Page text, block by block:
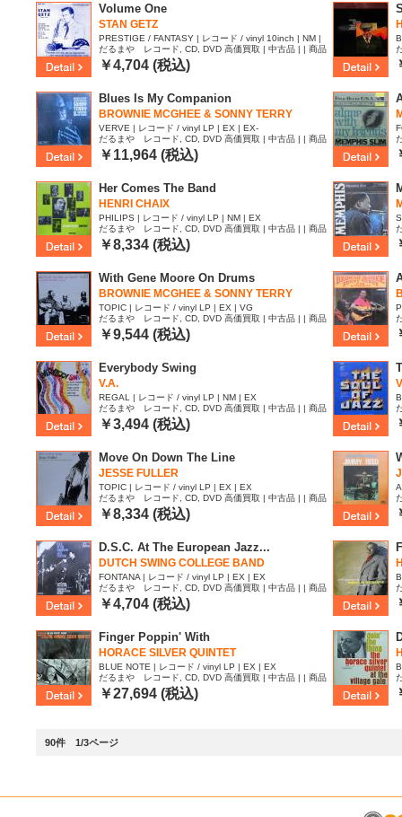
Volume One
STAN GETZ
PRESTIGE / FANTASY | レコード / vinyl 10inch | NM |
NM
だるまや レコード, CD, DVD 高価買取 | 中古品 | | 商品
ID:2217937
￥4,704 (税込)
Blues Is My Companion
BROWNIE MCGHEE & SONNY TERRY
VERVE | レコード / vinyl LP | EX | EX-
だるまや レコード, CD, DVD 高価買取 | 中古品 | | 商品
ID:2117451
￥11,964 (税込)
Her Comes The Band
HENRI CHAIX
PHILIPS | レコード / vinyl LP | NM | EX
だるまや レコード, CD, DVD 高価買取 | 中古品 | | 商品
ID:2117231
￥8,334 (税込)
With Gene Moore On Drums
BROWNIE MCGHEE & SONNY TERRY
TOPIC | レコード / vinyl LP | EX | VG
だるまや レコード, CD, DVD 高価買取 | 中古品 | | 商品
ID:2117227
￥9,544 (税込)
Everybody Swing
V.A.
REGAL | レコード / vinyl LP | NM | EX
だるまや レコード, CD, DVD 高価買取 | 中古品 | | 商品
ID:2116949
￥3,494 (税込)
Move On Down The Line
JESSE FULLER
TOPIC | レコード / vinyl LP | EX | EX
だるまや レコード, CD, DVD 高価買取 | 中古品 | | 商品
ID:2114252
￥8,334 (税込)
D.S.C. At The European Jazz...
DUTCH SWING COLLEGE BAND
FONTANA | レコード / vinyl LP | EX | EX
だるまや レコード, CD, DVD 高価買取 | 中古品 | | 商品
ID:2107433
￥4,704 (税込)
Finger Poppin' With
HORACE SILVER QUINTET
BLUE NOTE | レコード / vinyl LP | EX | EX
だるまや レコード, CD, DVD 高価買取 | 中古品 | | 商品
ID:1974072
￥27,694 (税込)
90件 1/3ページ